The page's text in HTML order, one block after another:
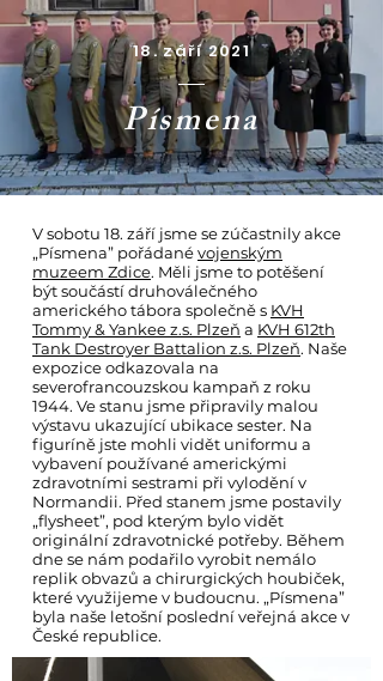
18. září 2021
Písmena
V sobotu 18. září jsme se zúčastnily akce
„Písmena” pořádanévojenským
muzeem Zdice. Měli jsme to potěšení
být součástí druhoválečného
amerického tábora společně s KVH
Tommy & Yankee z.s. Plzeň a KVH 612th
Tank Destroyer Battalion z.s. Plzeň. Naše
expozice odkazovala na
severofrancouzskou kampaň z roku
1944. Ve stanu jsme připravily malou
výstavu ukazující ubikace sester. Na
figuríně jste mohli vidět uniformu a
vybavení používané americkými
zdravotními sestrami při vylodění v
Normandii. Před stanem jsme postavily
„flysheet”, pod kterým bylo vidět
originální zdravotnické potřeby. Během
dne se nám podařilo vyrobit nemálo
replik obvazů a chirurgických houbiček,
které využijeme v budoucnu. „Písmena”
byla naše letošní poslední veřejná akce v
České republice.